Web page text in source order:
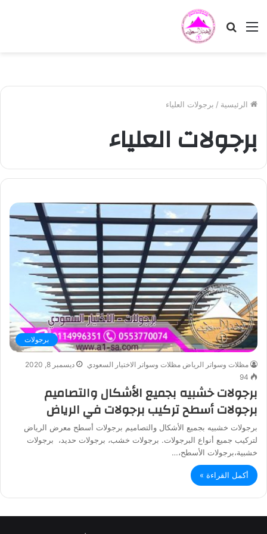
القائمة بحث
الرئيسية / برجولات العلياء
برجولات العلياء
برجولات
مظلات وسواتر الرياض مظلات وسواتر الاختيار السعودي
ديسمبر 8, 2020
94
برجولات خشبيه بجميع الأشكال والتصاميم
برجولات أسطح تركيب برجولات في الرياض
برجولات خشبيه بجميع الأشكال والتصاميم برجولات أسطح معرض الرياض
لتركيب جميع أنواع البرجولات. برجولات خشب، برجولات حديد، برجولات
خشبية،برجولات الأسطح،…
أكمل القراءة »